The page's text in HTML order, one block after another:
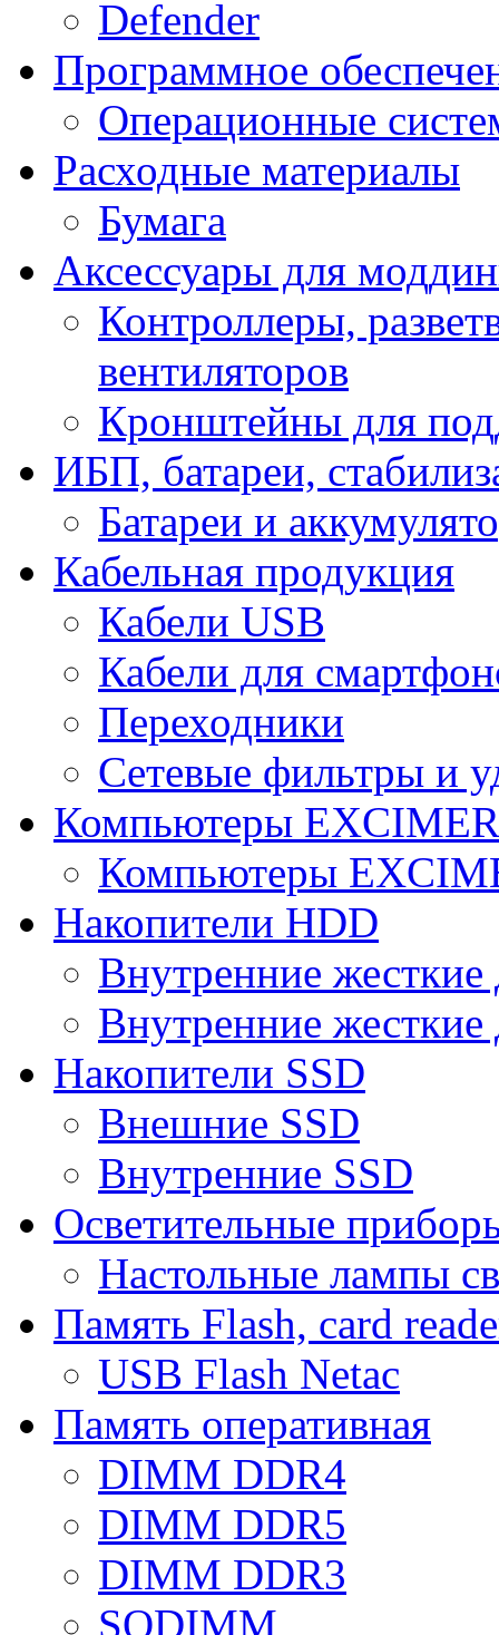
Defender
Программное
Операционные
Расходные материалы
Бумага
Аксессуары для
Контроллеры,
вентиляторов
Кронштейны для
ИБП, батареи,
Батареи и
Кабельная продукция
Кабели USB
Кабели для
Переходники
Сетевые фильтры и
Компьютеры
Компьютеры
Накопители HDD
Внутренние
Внутренние
Накопители SSD
Внешние SSD
Внутренние SSD
Осветительные
Настольные лампы
Память Flash, card
USB Flash Netac
Память оперативная
DIMM DDR4
DIMM DDR5
DIMM DDR3
SODIMM